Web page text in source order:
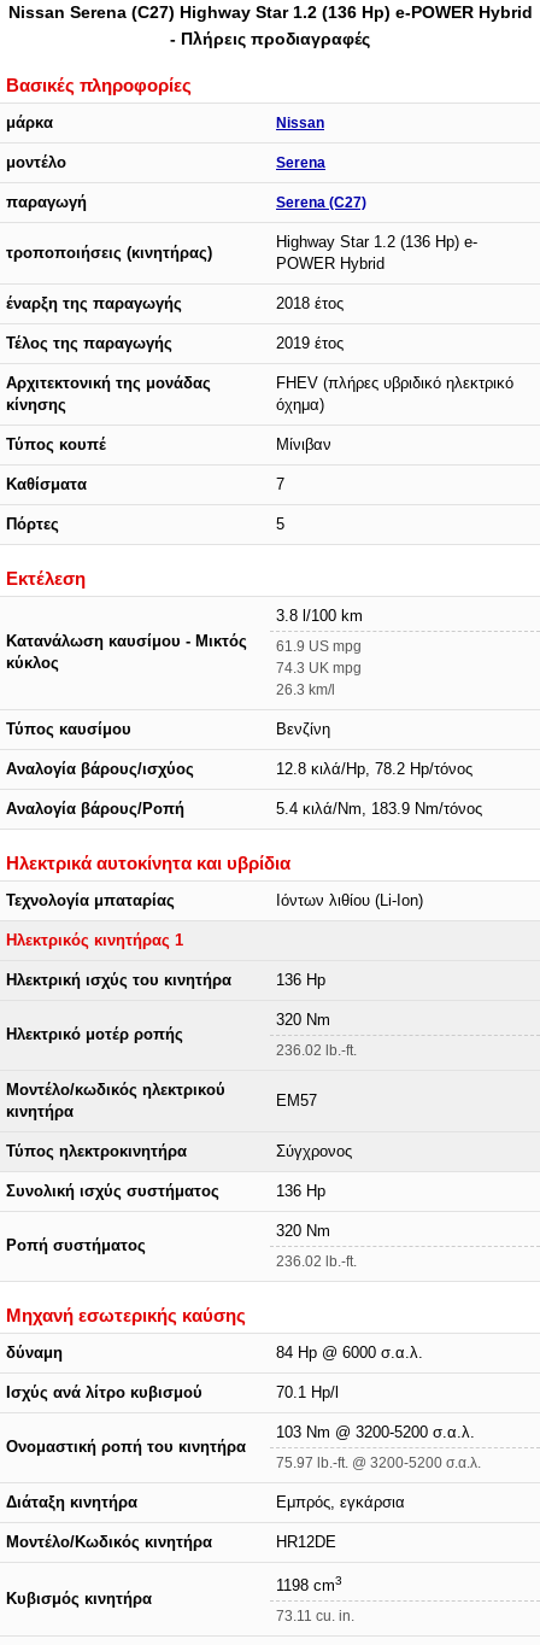
Nissan Serena (C27) Highway Star 1.2 (136 Hp) e-POWER Hybrid
- Πλήρεις προδιαγραφές
Βασικές πληροφορίες
μάρκα Nissan
μοντέλο Serena
παραγωγή Serena (C27)
τροποποιήσεις (κινητήρας)
Highway Star 1.2 (136 Hp) e-
POWER Hybrid
έναρξη της παραγωγής 2018 έτος
Τέλος της παραγωγής 2019 έτος
Αρχιτεκτονική της μονάδας
κίνησης
FHEV (πλήρες υβριδικό ηλεκτρικό
όχημα)
Τύπος κουπέ Μίνιβαν
Καθίσματα 7
Πόρτες 5
Εκτέλεση
Κατανάλωση καυσίμου - Μικτός
κύκλος
3.8 l/100 km
61.9 US mpg
74.3 UK mpg
26.3 km/l
Τύπος καυσίμου Βενζίνη
Αναλογία βάρους/ισχύος 12.8 κιλά/Hp, 78.2 Hp/τόνος
Αναλογία βάρους/Ροπή 5.4 κιλά/Nm, 183.9 Nm/τόνος
Ηλεκτρικά αυτοκίνητα και υβρίδια
Τεχνολογία μπαταρίας Ιόντων λιθίου (Li-Ion)
Ηλεκτρικός κινητήρας 1
Ηλεκτρική ισχύς του κινητήρα 136 Hp
Ηλεκτρικό μοτέρ ροπής
320 Nm
236.02 lb.-ft.
Μοντέλο/κωδικός ηλεκτρικού
κινητήρα
EM57
Τύπος ηλεκτροκινητήρα Σύγχρονος
Συνολική ισχύς συστήματος 136 Hp
Ροπή συστήματος
320 Nm
236.02 lb.-ft.
Μηχανή εσωτερικής καύσης
δύναμη 84 Hp @ 6000 σ.α.λ.
Ισχύς ανά λίτρο κυβισμού 70.1 Hp/l
Ονομαστική ροπή του κινητήρα
103 Nm @ 3200-5200 σ.α.λ.
75.97 lb.-ft. @ 3200-5200 σ.α.λ.
Διάταξη κινητήρα Εμπρός, εγκάρσια
Μοντέλο/Κωδικός κινητήρα HR12DE
Κυβισμός κινητήρα
1198 cm3
73.11 cu. in.